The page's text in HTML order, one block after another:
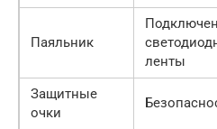
Паяльник
ленты
Защитные
очки